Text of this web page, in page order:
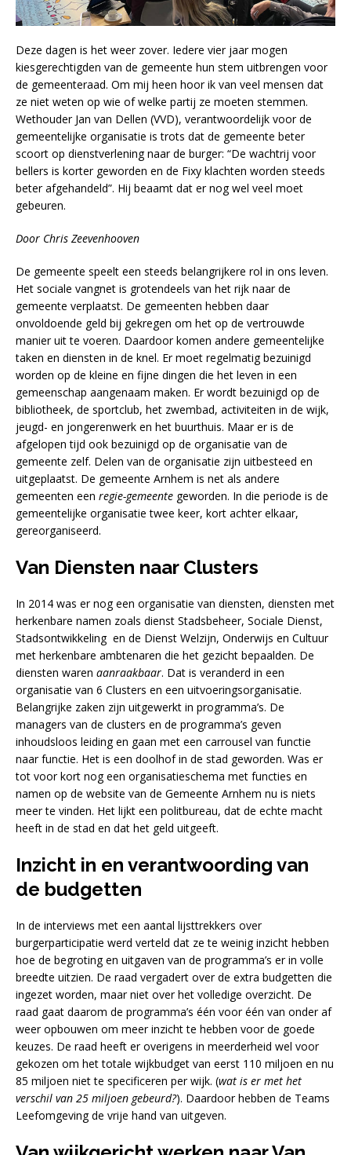
Deze dagen is het weer zover. Iedere vier jaar mogen
kiesgerechtigden van de gemeente hun stem uitbrengen voor
de gemeenteraad. Om mij heen hoor ik van veel mensen dat
ze niet weten op wie of welke partij ze moeten stemmen.
Wethouder Jan van Dellen (VVD), verantwoordelijk voor de
gemeentelijke organisatie is trots dat de gemeente beter
scoort op dienstverlening naar de burger: “De wachtrij voor
bellers is korter geworden en de Fixy klachten worden steeds
beter afgehandeld”. Hij beaamt dat er nog wel veel moet
gebeuren.
Door Chris Zeevenhooven
De gemeente speelt een steeds belangrijkere rol in ons leven.
Het sociale vangnet is grotendeels van het rijk naar de
gemeente verplaatst. De gemeenten hebben daar
onvoldoende geld bij gekregen om het op de vertrouwde
manier uit te voeren. Daardoor komen andere gemeentelijke
taken en diensten in de knel. Er moet regelmatig bezuinigd
worden op de kleine en fijne dingen die het leven in een
gemeenschap aangenaam maken. Er wordt bezuinigd op de
bibliotheek, de sportclub, het zwembad, activiteiten in de wijk,
jeugd- en jongerenwerk en het buurthuis. Maar er is de
afgelopen tijd ook bezuinigd op de organisatie van de
gemeente zelf. Delen van de organisatie zijn uitbesteed en
uitgeplaatst. De gemeente Arnhem is net als andere
gemeenten een regie-gemeente geworden. In die periode is de
gemeentelijke organisatie twee keer, kort achter elkaar,
gereorganiseerd.
Van Diensten naar Clusters
In 2014 was er nog een organisatie van diensten, diensten met
herkenbare namen zoals dienst Stadsbeheer, Sociale Dienst,
Stadsontwikkeling en de Dienst Welzijn, Onderwijs en Cultuur
met herkenbare ambtenaren die het gezicht bepaalden. De
diensten waren aanraakbaar. Dat is veranderd in een
organisatie van 6 Clusters en een uitvoeringsorganisatie.
Belangrijke zaken zijn uitgewerkt in programma’s. De
managers van de clusters en de programma’s geven
inhoudsloos leiding en gaan met een carrousel van functie
naar functie. Het is een doolhof in de stad geworden. Was er
tot voor kort nog een organisatieschema met functies en
namen op de website van de Gemeente Arnhem nu is niets
meer te vinden. Het lijkt een politbureau, dat de echte macht
heeft in de stad en dat het geld uitgeeft.
Inzicht in en verantwoording van
de budgetten
In de interviews met een aantal lijsttrekkers over
burgerparticipatie werd verteld dat ze te weinig inzicht hebben
hoe de begroting en uitgaven van de programma’s er in volle
breedte uitzien. De raad vergadert over de extra budgetten die
ingezet worden, maar niet over het volledige overzicht. De
raad gaat daarom de programma’s één voor één van onder af
weer opbouwen om meer inzicht te hebben voor de goede
keuzes. De raad heeft er overigens in meerderheid wel voor
gekozen om het totale wijkbudget van eerst 110 miljoen en nu
85 miljoen niet te specificeren per wijk. (wat is er met het
verschil van 25 miljoen gebeurd?). Daardoor hebben de Teams
Leefomgeving de vrije hand van uitgeven.